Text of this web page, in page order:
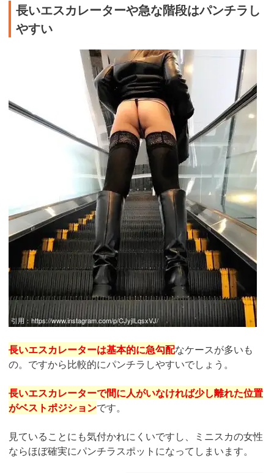
長いエスカレーターや急な階段はパンチラし
やすい
引用：https://www.instagram.com/p/CJyjILqsxVJ/
長いエスカレーターは基本的に急勾配なケースが多いも
の。ですから比較的にパンチラしやすいでしょう。
長いエスカレーターで間に人がいなければ少し離れた位置
がベストポジションです。
見ていることにも気付かれにくいですし、ミニスカの女性
ならほぼ確実にパンチラスポットになってしまいます。